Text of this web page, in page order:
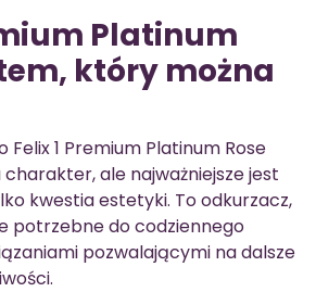
Platinum
który można
Felix 1 Premium Platinum Rose
ale najważniejsze jest
kwestia estetyki. To odkurzacz,
potrzebne do codziennego
pozwalającymi na dalsze